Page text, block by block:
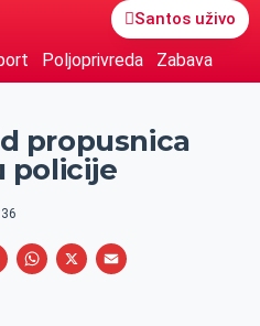
Santos uživo
Poljoprivreda Zabava
propusnica
policije
V
W
X
E